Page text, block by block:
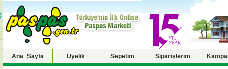
Ana_Sayfa Üyelik Sepetim Siparişlerim